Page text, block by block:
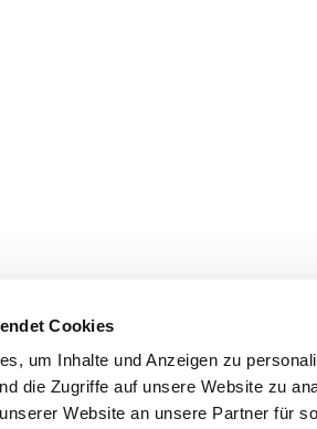
Cookies
um Inhalte und Anzeigen zu
die Zugriffe auf unsere Website zu
Website an unsere Partner für